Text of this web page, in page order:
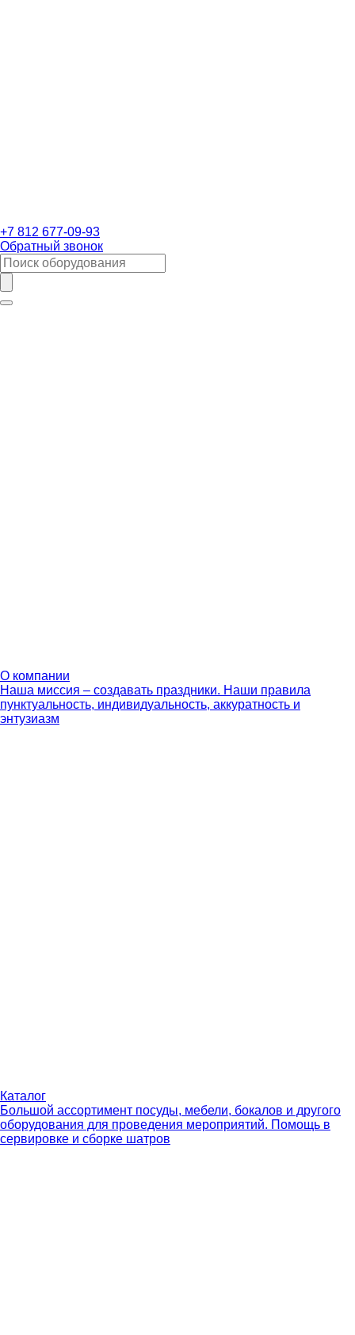
+7 812 677-09-93
Обратный звонок
О компании
Наша миссия – создавать праздники. Наши правила
пунктуальность, индивидуальность, аккуратность и
энтузиазм
Каталог
Большой ассортимент посуды, мебели, бокалов и другого
оборудования для проведения мероприятий. Помощь в
сервировке и сборке шатров